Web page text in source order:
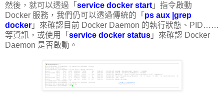
然後，就可以透過「 service docker start 」指令啟動
Docker 服務，我們仍可以透過傳統的「 ps aux |grep
docker 」來確認目前 Docker Daemon 的執行狀態、PID……
等資訊，或使用「 service docker status 」來確認 Docker
Daemon 是否啟動。